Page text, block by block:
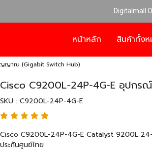
Digitalmall
หน้าหลัก สินค้าทั้ง
าณ (Gigabit Switch Hub)
Cisco C9200L-24P-4G-E อุปก
SKU : C9200L-24P-4G-E
Cisco C9200L-24P-4G-E Catalyst 9200L
ประกันศูนย์ไทย